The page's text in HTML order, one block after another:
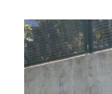
Ver
imagen
más
grande